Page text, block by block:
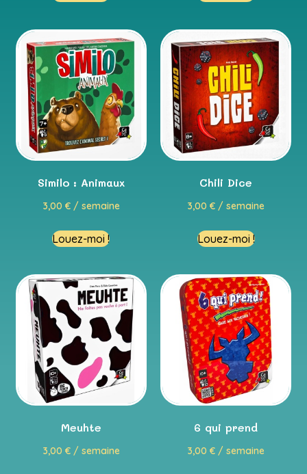
Similo : Animaux
3,00 €/ semaine
Louez-moi !
Chili Dice
3,00€ / semaine
Louez-moi !
Meuhte
3,00 €/ semaine
6 qui prend
3,00€ / semaine